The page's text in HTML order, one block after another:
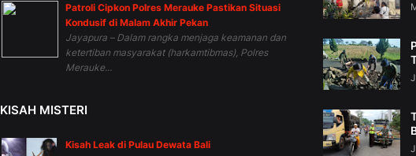
Patroli Cipkon Polres Merauke Pastikan Situasi
Kondusif di Malam Akhir Pekan
Jayapura – Dalam rangka menjaga keamanan dan
ketertiban masyarakat (harkamtibmas), Polres
Merauke...
KISAH MISTERI
Kisah Leak di Pulau Dewata Bali